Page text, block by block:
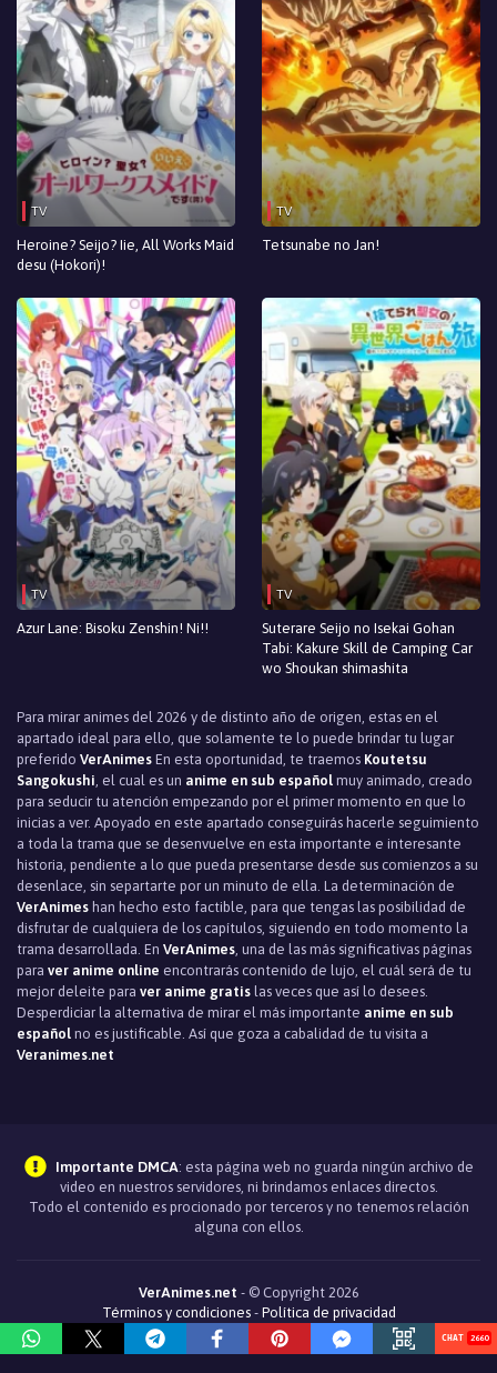
Episodio 8
Episodio 7
Episodio 6
Episodio 5
Episodio 4
Episodio 3
Episodio 1
TV
Heroine? Seijo? Iie, All Works Maid
desu (Hokori)!
TV
Tetsunabe no Jan!
TV
Azur Lane: Bisoku Zenshin! Ni!!
TV
Suterare Seijo no Isekai Gohan
Tabi: Kakure Skill de Camping Car
wo Shoukan shimashita
Para mirar animes del 2026 y de distinto año de origen, estas en el
apartado ideal para ello, que solamente te lo puede brindar tu lugar
preferido VerAnimes En esta oportunidad, te traemos Koutetsu
Sangokushi , el cual es un anime en sub español muy animado, creado
para seducir tu atención empezando por el primer momento en que lo
inicias a ver. Apoyado en este apartado conseguirás hacerle seguimiento
a toda la trama que se desenvuelve en esta importante e interesante
historia, pendiente a lo que pueda presentarse desde sus comienzos a su
desenlace, sin separtarte por un minuto de ella. La determinación de
VerAnimes han hecho esto factible, para que tengas las posibilidad de
disfrutar de cualquiera de los capítulos, siguiendo en todo momento la
trama desarrollada. En VerAnimes , una de las más significativas páginas
para ver anime online encontrarás contenido de lujo, el cuál será de tu
mejor deleite para ver anime gratis las veces que así lo desees.
Desperdiciar la alternativa de mirar el más importante anime en sub
español no es justificable. Así que goza a cabalidad de tu visita a
Veranimes.net
Importante DMCA: esta página web no guarda ningún archivo de
video en nuestros servidores, ni brindamos enlaces directos.
Todo el contenido es procionado por terceros y no tenemos relación
alguna con ellos.
VerAnimes.net - © Copyright 2026
Términos y condiciones- Política de privacidad
2660